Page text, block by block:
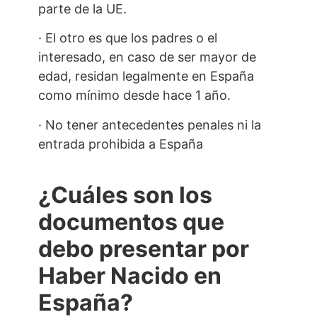
parte de la UE.
· El otro es que los padres o el
interesado, en caso de ser mayor de
edad, residan legalmente en España
como mínimo desde hace 1 año.
· No tener antecedentes penales ni la
entrada prohibida a España
¿Cuáles son los
documentos que
debo presentar por
Haber Nacido en
España?